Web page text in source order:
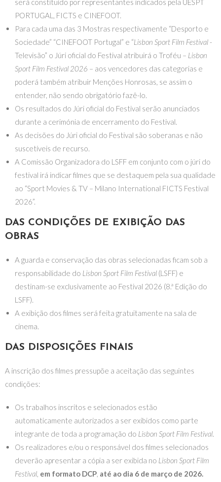
será constituído por representantes indicados pela UESPT
PORTUGAL, FICTS e CINEFOOT.
Para cada uma das 3 Mostras respectivamente “Desporto e
Sociedade” “CINEFOOT Portugal” e “Lisbon Sport Film Festival -
Televisão” o Júri oficial do Festival atribuirá o Troféu – Lisbon
Sport Film Festival 2026 – aos vencedores das categorias e
poderá também atribuir Menções Honrosas, se assim o
entender, não sendo obrigatório fazê-lo.
Os resultados do Júri oficial do Festival serão anunciados
durante a cerimónia de encerramento do Festival.
As decisões do Júri oficial do Festival são soberanas e não
suscetíveis de recurso.
A Comissão Organizadora do LSFF em conjunto com o júri do
festival irá indicar filmes que se destaquem pela sua qualidade
ao “Sport Movies & TV – Milano International FICTS Festival
2026”.
DAS CONDIÇÕES DE EXIBIÇÃO DAS
OBRAS
A guarda e conservação das obras selecionadas ficam sob a
responsabilidade do Lisbon Sport Film Festival (LSFF) e
destinam-se exclusivamente ao Festival 2026 (8.ª Edição do
LSFF).
A exibição dos filmes será feita gratuitamente na sala de
cinema.
DAS DISPOSIÇÕES FINAIS
A inscrição dos filmes pressupõe a aceitação das seguintes
condições:
Os trabalhos inscritos e selecionados estão
automaticamente autorizados a ser exibidos como parte
integrante de toda a programação do Lisbon Sport Film Festival.
Os realizadores e/ou o responsável dos filmes selecionados
deverão apresentar a cópia a ser exibida no Lisbon Sport Film
Festival, em formato DCP, até ao dia 6 de março de 2026.